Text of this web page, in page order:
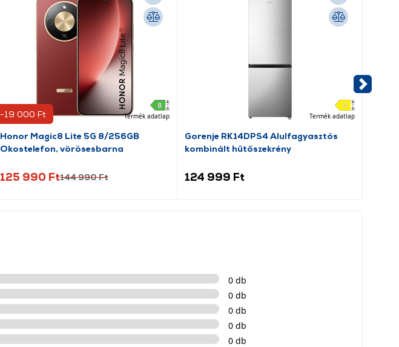
-19 000 Ft Termék adatlap
Honor Magic8 Lite 5G 8/256GB
Okostelefon, vörösesbarna
125 990 Ft144 990 Ft
Termék adatlap
Gorenje RK14DPS4 Alulfagyasztós
kombinált hűtőszekrény
124 999 Ft
0 db
0 db
0 db
0 db
0 db